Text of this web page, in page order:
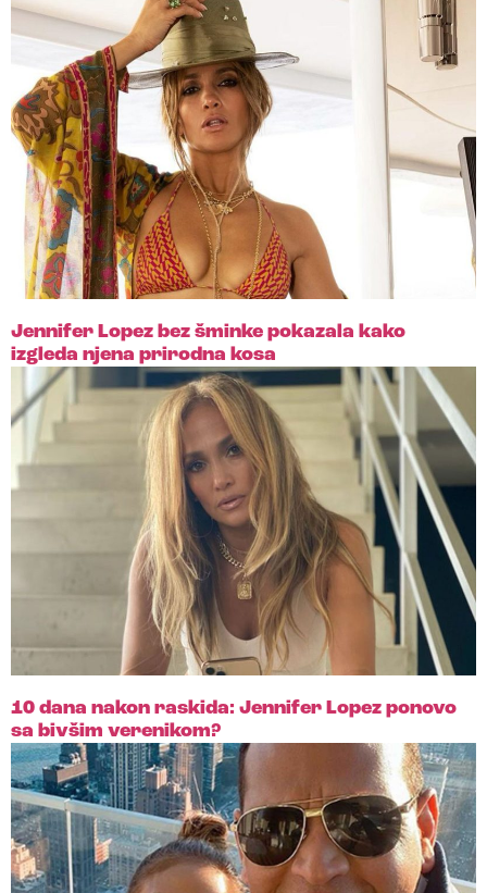
Jennifer Lopez bez šminke pokazala kako
izgleda njena prirodna kosa
10 dana nakon raskida: Jennifer Lopez ponovo
sa bivšim verenikom?